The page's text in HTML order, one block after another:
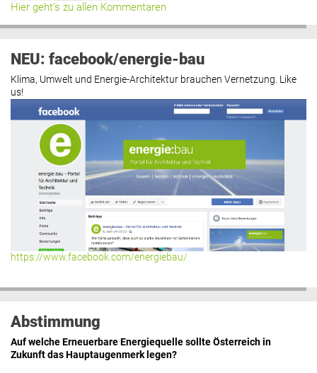
Hier geht’s zu allen Kommentaren
NEU: facebook/energie-bau
Klima, Umwelt und Energie-Architektur brauchen Vernetzung. Like
us!
https://www.facebook.com/energiebau/
Abstimmung
Auf welche Erneuerbare Energiequelle sollte Österreich in
Zukunft das Hauptaugenmerk legen?